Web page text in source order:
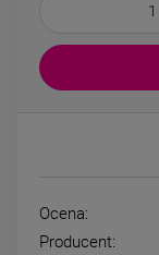
Ocena:
Producent: